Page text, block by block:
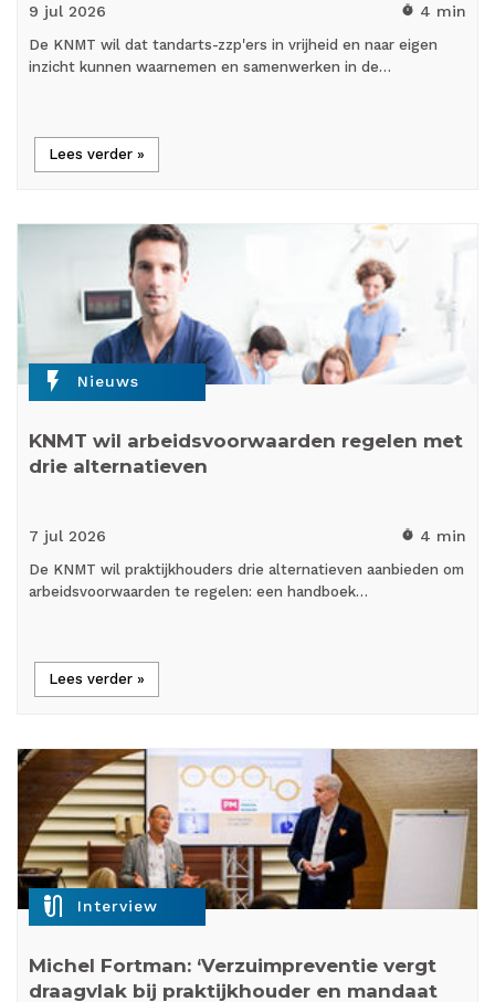
9 jul 2026 timer 4 min
De KNMT wil dat tandarts-zzp'ers in vrijheid en naar eigen
inzicht kunnen waarnemen en samenwerken in de…
Lees verder »
flash_on Nieuws
KNMT wil arbeidsvoorwaarden regelen met
drie alternatieven
7 jul 2026 timer 4 min
De KNMT wil praktijkhouders drie alternatieven aanbieden om
arbeidsvoorwaarden te regelen: een handboek…
Lees verder »
mic_external_on Interview
Michel Fortman: ‘Verzuimpreventie vergt
draagvlak bij praktijkhouder en mandaat